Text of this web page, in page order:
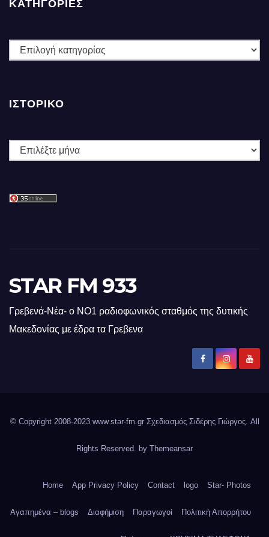
ΚΑΤΗΓΟΡΙΕΣ
ΚΑΤΗΓΟΡΙΕΣ
ΙΣΤΟΡΙΚΌ
Ιστορικό
STAR FM 933
Γρεβενά-Νέα- ο ΝΟ1 ραδιοφωνικός σταθμός της δυτικής
Μακεδονίας με έδρα τα Γρεβενα
© Copyright 2008-2023 www.star-fm.gr Σχεδιασμός Σιδέρης Γιώργος. All
Rights Reserved. by Themeansar
Home App Privacy Policy Contact logo Star- Photos
Αγαπημένα – blogs Διαφήμιση Παραγωγοί Πολιτική Απορρήτου